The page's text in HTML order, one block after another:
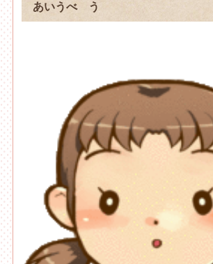
あいうべ う